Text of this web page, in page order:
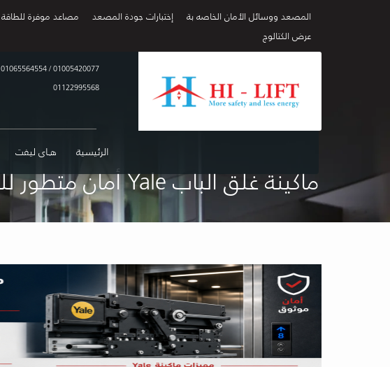
المصعد ووسائل الأمان الخاصه بة إختبارات جودة المصعد مصاعد موفرة للطاقة
عرض الكتالوج
01005420077
/
01065564554
01122995568
الرئيسية هـاى ليفت
ماكينة غلق الباب Yale أمان متطور للمصاعد